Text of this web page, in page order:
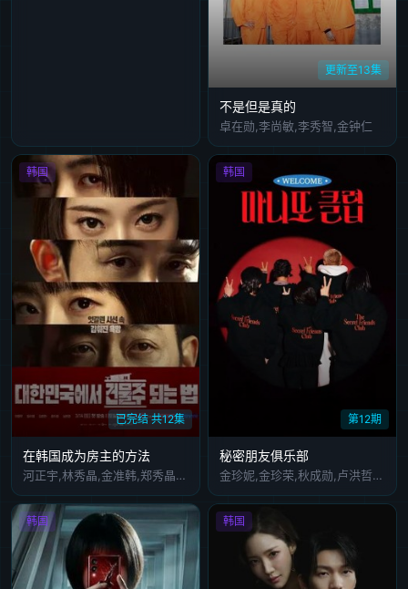
更新至13集
不是但是真的
卓在勋,李尚敏,李秀智,金钟仁
韩国
已完结 共12集
在韩国成为房主的方法
河正宇,林秀晶,金准韩,郑秀晶,沈恩敬,金南佶,石原崇雅
韩国
第12期
秘密朋友俱乐部
金珍妮,金珍荣,秋成勋,卢洪哲,李秀智
韩国 韩国